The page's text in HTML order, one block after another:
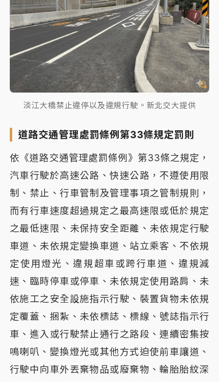
淡江大橋禁止違停以及違規行駛。新北交大提供
道路交通管理處罰條例第33條規定罰則
依《道路交通管理處罰條例》第33條之規定，
汽車行駛於高速公路、快速公路，不遵使用限
制、禁止、行車管制及管理事項之管制規則，
而有行車速度超過規定之最高速限或低於規定
之最低速限、未保持安全距離、未依規定行駛
車道、未依規定變換車道、站立乘客、不依規
定使用燈光、違規超車或跨行車道、違規減
速、臨時停車或停車、未依規定使用路肩、未
依施工之安全設施指示行駛、裝置貨物未依規
定覆蓋、捆紮、未依標誌、標線、號誌指示行
車、進入或行駛禁止通行之路段、連續密集按
鳴喇叭、變換燈光或其他方式迫使前車讓道、
行駛中向車外丟棄物品或廢棄物、輪胎胎紋深